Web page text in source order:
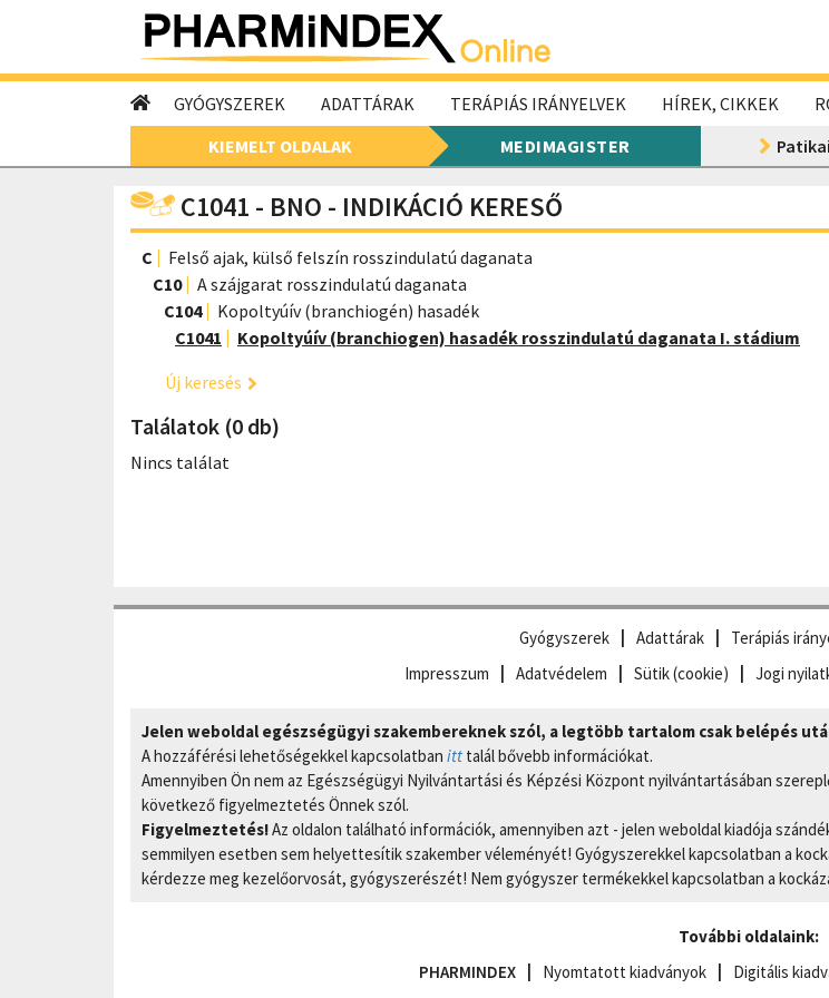
GYÓGYSZEREK ADATTÁRAK TERÁPIÁS IRÁNYELVEK HÍREK, CIKKEK
KIEMELT OLDALAK
MEDIMAGISTER
C1041 - BNO - INDIKÁCIÓ KERESŐ
C
Felső ajak, külső felszín rosszindulatú daganata
C10
A szájgarat rosszindulatú daganata
C104
Kopoltyúív (branchiogén) hasadék
C1041
Kopoltyúív (branchiogen) hasadék rosszindulatú daganata I. stádium
Új keresés
Találatok (0 db)
Nincs találat
Gyógyszerek Adattárak Terápiás
Impresszum
Adatvédelem Sütik (cookie) Jogi
Jelen weboldal egészségügyi szakembereknek szól, a legtöbb tartalom csak belépés
A hozzáférési lehetőségekkel kapcsolatban itt talál bővebb információkat.
Amennyiben Ön nem az Egészségügyi Nyilvántartási és Képzési Központ nyilvántartásában
következő figyelmeztetés Önnek szól.
Figyelmeztetés!Az oldalon található információk, amennyiben azt - jelen weboldal kiadója
semmilyen esetben sem helyettesítik szakember véleményét! Gyógyszerekkel kapcsolatban a
kérdezze meg kezelőorvosát, gyógyszerészét! Nem gyógyszer termékekkel kapcsolatban a
További oldalaink:
PHARMINDEX
Nyomtatott kiadványok Digitális